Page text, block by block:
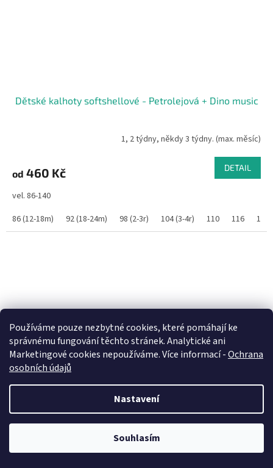
Používáme pouze nezbytné cookies, které pomáhají ke
správnému fungování těchto stránek. Analytické ani
Marketingové cookies nepoužíváme. Více informací -Ochrana
osobních údajů
Nastavení
Souhlasím
Milí, od 29.7. do 14.8.2026 bude probíhat dovolená. Vaše objednávky a
dotazy vyřídím jakmile to bude možné, nejdéle od pondělí 17.8.2026.
Dětské kalhoty softshellové - Petrolejová + Dino music
1, 2 týdny, někdy 3 týdny. (max. měsíc)
od 460 Kč DETAIL
vel. 86-140
86 (12-18m)
92 (18-24m) 98 (2-3r) 104 (3-4r) 110 116 122
Dětské kalhoty softshellové - Petrolejová + zvířátka